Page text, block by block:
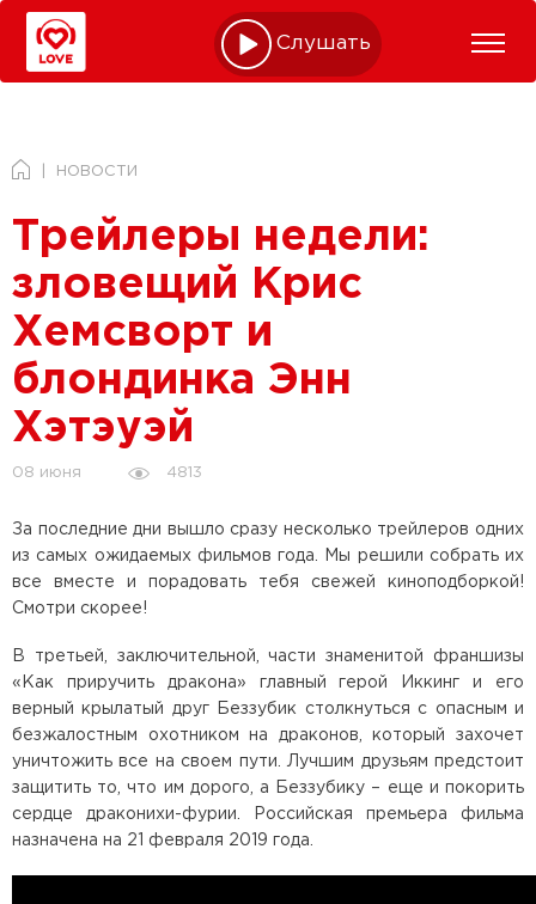
Слушать online
НОВОСТИ
Трейлеры недели:
зловещий Крис
Хемсворт и
блондинка Энн
Хэтэуэй
08 июня 4813
За последние дни вышло сразу несколько трейлеров одних
из самых ожидаемых фильмов года. Мы решили собрать их
все вместе и порадовать тебя свежей киноподборкой!
Смотри скорее!
В третьей, заключительной, части знаменитой франшизы
«Как приручить дракона» главный герой Иккинг и его
верный крылатый друг Беззубик столкнуться с опасным и
безжалостным охотником на драконов, который захочет
уничтожить все на своем пути. Лучшим друзьям предстоит
защитить то, что им дорого, а Беззубику – еще и покорить
сердце драконихи-фурии. Российская премьера фильма
назначена на 21 февраля 2019 года.